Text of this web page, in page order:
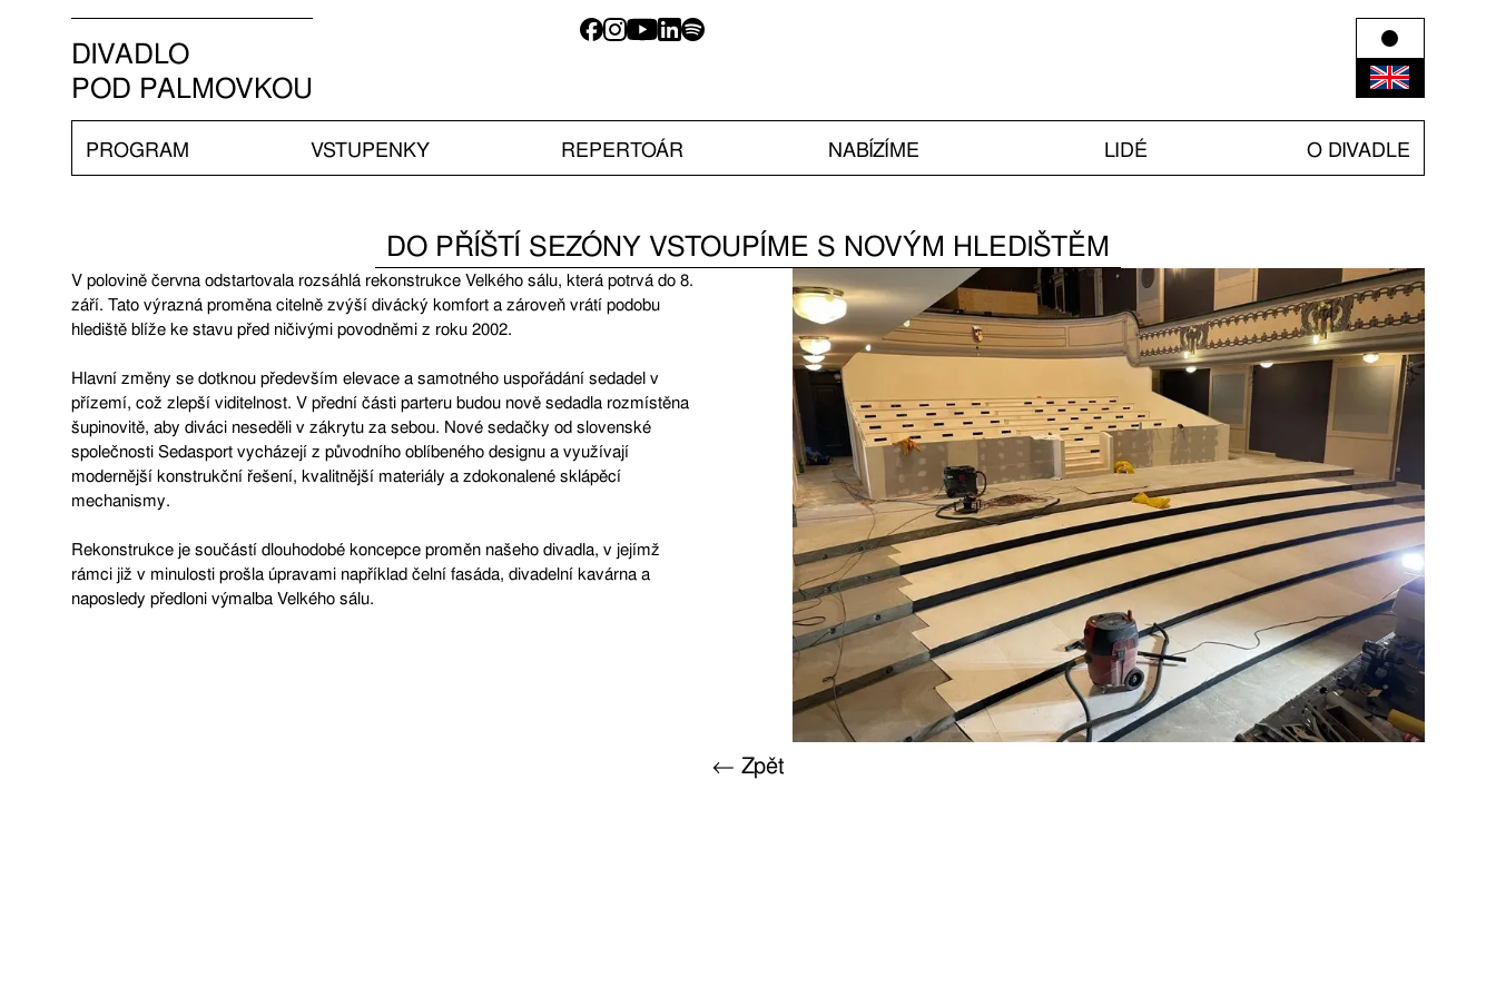
DIVADLO
POD PALMOVKOU
PROGRAM VSTUPENKY REPERTOÁR NABÍZÍME LIDÉ O DIVADLE
DO PŘÍŠTÍ SEZÓNY VSTOUPÍME S NOVÝM HLEDIŠTĚM
V polovině června odstartovala rozsáhlá rekonstrukce Velkého sálu, která potrvá do 8.
září. Tato výrazná proměna citelně zvýší divácký komfort a zároveň vrátí podobu
hlediště blíže ke stavu před ničivými povodněmi z roku 2002.
Hlavní změny se dotknou především elevace a samotného uspořádání sedadel v
přízemí, což zlepší viditelnost. V přední části parteru budou nově sedadla rozmístěna
šupinovitě, aby diváci neseděli v zákrytu za sebou. Nové sedačky od slovenské
společnosti Sedasport vycházejí z původního oblíbeného designu a využívají
modernější konstrukční řešení, kvalitnější materiály a zdokonalené sklápěcí
mechanismy.
Rekonstrukce je součástí dlouhodobé koncepce proměn našeho divadla, v jejímž
rámci již v minulosti prošla úpravami například čelní fasáda, divadelní kavárna a
naposledy předloni výmalba Velkého sálu.
← Zpět